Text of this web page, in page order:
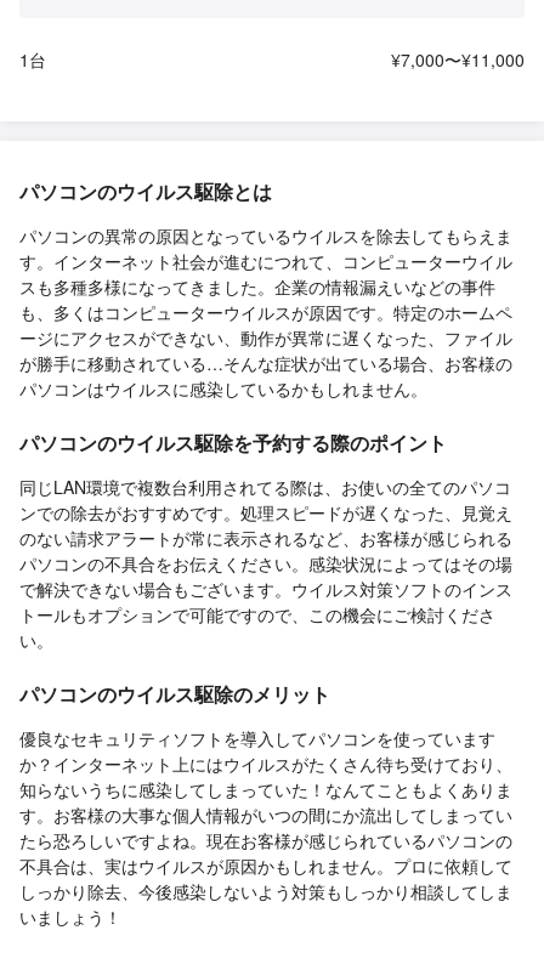
1台 ¥7,000〜¥11,000
パソコンのウイルス駆除とは
パソコンの異常の原因となっているウイルスを除去してもらえま
す。インターネット社会が進むにつれて、コンピューターウイル
スも多種多様になってきました。企業の情報漏えいなどの事件
も、多くはコンピューターウイルスが原因です。特定のホームペ
ージにアクセスができない、動作が異常に遅くなった、ファイル
が勝手に移動されている…そんな症状が出ている場合、お客様の
パソコンはウイルスに感染しているかもしれません。
パソコンのウイルス駆除を予約する際のポイント
同じLAN環境で複数台利用されてる際は、お使いの全てのパソコ
ンでの除去がおすすめです。処理スピードが遅くなった、見覚え
のない請求アラートが常に表示されるなど、お客様が感じられる
パソコンの不具合をお伝えください。感染状況によってはその場
で解決できない場合もございます。ウイルス対策ソフトのインス
トールもオプションで可能ですので、この機会にご検討くださ
い。
パソコンのウイルス駆除のメリット
優良なセキュリティソフトを導入してパソコンを使っています
か？インターネット上にはウイルスがたくさん待ち受けており、
知らないうちに感染してしまっていた！なんてこともよくありま
す。お客様の大事な個人情報がいつの間にか流出してしまってい
たら恐ろしいですよね。現在お客様が感じられているパソコンの
不具合は、実はウイルスが原因かもしれません。プロに依頼して
しっかり除去、今後感染しないよう対策もしっかり相談してしま
いましょう！